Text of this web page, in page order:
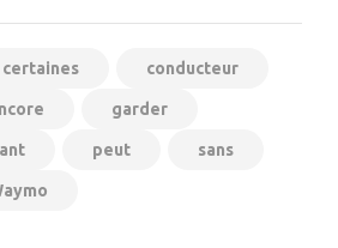
certaines conducteur
garder
peut sans